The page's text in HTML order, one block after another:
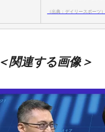
（出典：デイリースポーツ）
＜関連する画像＞